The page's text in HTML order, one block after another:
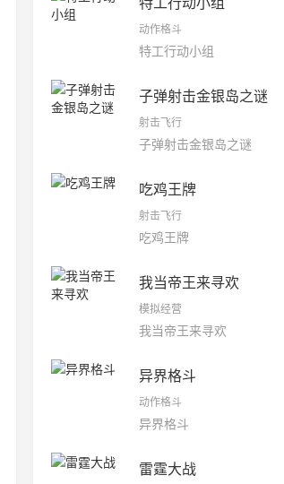
动作格斗
特工行动小组
子弹射击金银岛之谜
射击飞行
子弹射击金银岛之谜
吃鸡王牌
射击飞行
吃鸡王牌
我当帝王来寻欢
模拟经营
我当帝王来寻欢
异界格斗
动作格斗
异界格斗
雷霆大战